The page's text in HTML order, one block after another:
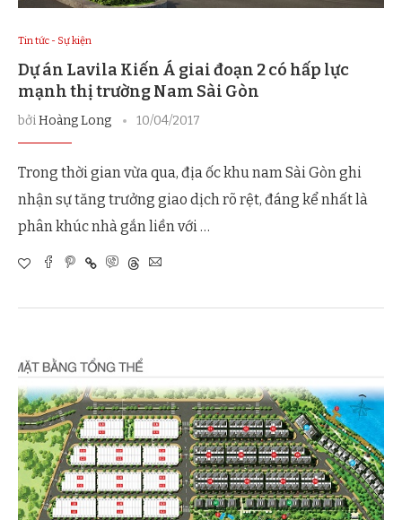
Tin tức - Sự kiện
Dự án Lavila Kiến Á giai đoạn 2 có hấp lực
mạnh thị trường Nam Sài Gòn
bởiHoàng Long 10/04/2017
Trong thời gian vừa qua, địa ốc khu nam Sài Gòn ghi
nhận sự tăng trưởng giao dịch rõ rệt, đáng kể nhất là
phân khúc nhà gắn liền với …